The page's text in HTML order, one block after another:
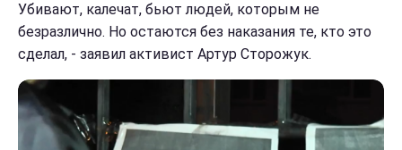
Убивают, калечат, бьют людей, которым не
безразлично. Но остаются без наказания те, кто это
сделал, - заявил активист Артур Сторожук.